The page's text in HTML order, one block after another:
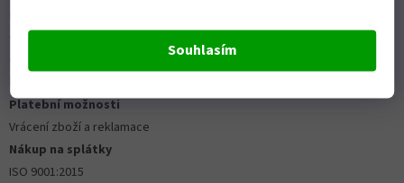
Souhlasím
Obchodní podmínky
Platební možnosti
Vrácení zboží a reklamace
Nákup na splátky
ISO 9001:2015